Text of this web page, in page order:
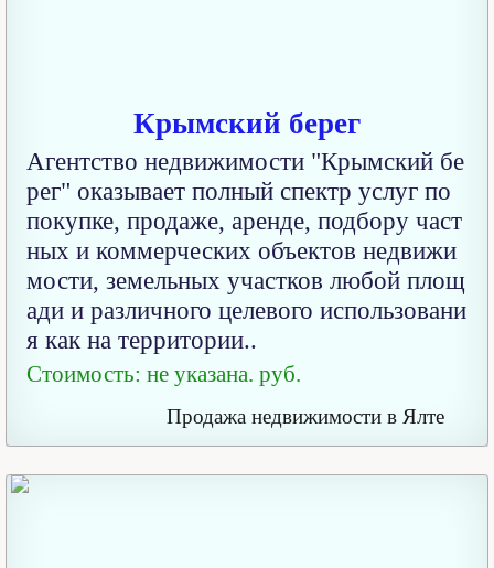
Крымский берег
Агентство недвижимости "Крымский бе
рег" оказывает полный спектр услуг по
покупке, продаже, аренде, подбору част
ных и коммерческих объектов недвижи
мости, земельных участков любой площ
ади и различного целевого использовани
я как на территории..
Стоимость: не указана. руб.
Продажа недвижимости в Ялте